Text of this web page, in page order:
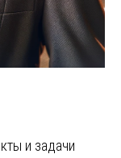
и задачи